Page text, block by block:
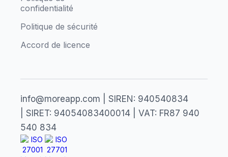
confidentialité
Politique de sécurité
Accord de licence
info@moreapp.com | SIREN: 940540834
| SIRET: 94054083400014 | VAT: FR87 940
540 834